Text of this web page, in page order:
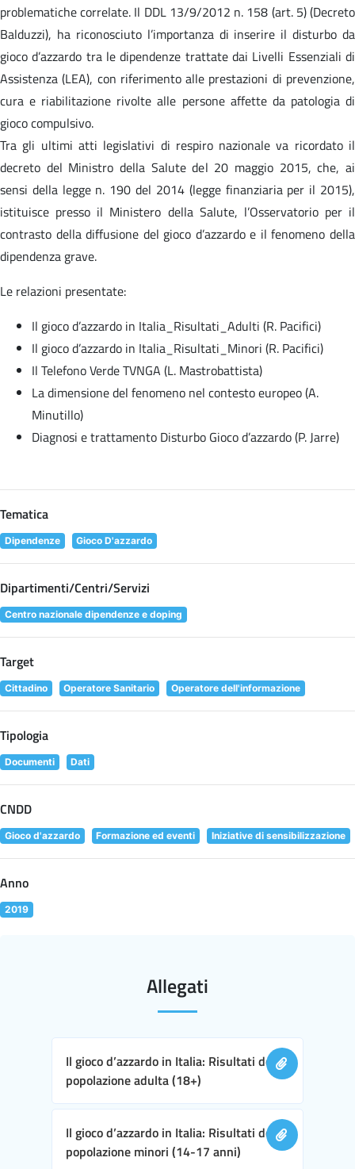
problematiche correlate. Il DDL 13/9/2012 n. 158 (art. 5) (Decreto
Balduzzi), ha riconosciuto l’importanza di inserire il disturbo da
gioco d’azzardo tra le dipendenze trattate dai Livelli Essenziali di
Assistenza (LEA), con riferimento alle prestazioni di prevenzione,
cura e riabilitazione rivolte alle persone affette da patologia di
gioco compulsivo.
Tra gli ultimi atti legislativi di respiro nazionale va ricordato il
decreto del Ministro della Salute del 20 maggio 2015, che, ai
sensi della legge n. 190 del 2014 (legge finanziaria per il 2015),
istituisce presso il Ministero della Salute, l’Osservatorio per il
contrasto della diffusione del gioco d’azzardo e il fenomeno della
dipendenza grave.
Le relazioni presentate:
Il gioco d’azzardo in Italia_Risultati_Adulti (R. Pacifici)
Il gioco d’azzardo in Italia_Risultati_Minori (R. Pacifici)
Il Telefono Verde TVNGA (L. Mastrobattista)
La dimensione del fenomeno nel contesto europeo (A.
Minutillo)
Diagnosi e trattamento Disturbo Gioco d’azzardo (P. Jarre)
Tematica
Dipendenze Gioco D'azzardo
Dipartimenti/Centri/Servizi
Centro nazionale dipendenze e doping
Target
Cittadino Operatore Sanitario Operatore dell'informazione
Tipologia
Documenti Dati
CNDD
Gioco d'azzardo Formazione ed eventi Iniziative di sensibilizzazione
Anno
2019
Allegati
Il gioco d’azzardo in Italia: Risultati della
popolazione adulta (18+)
Il gioco d’azzardo in Italia: Risultati della
popolazione minori (14-17 anni)